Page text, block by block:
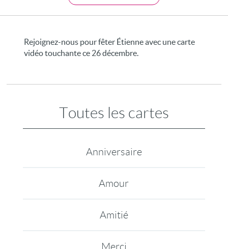
Rejoignez-nous pour fêter Étienne avec une carte
vidéo touchante ce 26 décembre.
Toutes les cartes
Anniversaire
Amour
Amitié
Merci